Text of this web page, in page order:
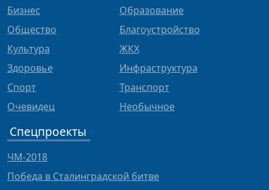
Бизнес
Общество
Культура
Здоровье
Спорт
Очевидец
Образование
Благоустройство
ЖКХ
Инфраструктура
Транспорт
Необычное
Спецпроекты
ЧМ-2018
Победа в Сталинградской битве